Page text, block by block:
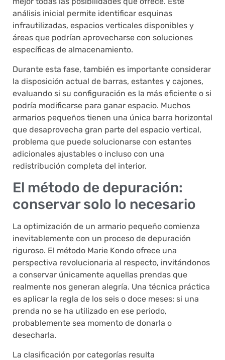
análisis inicial permite identificar esquinas
infrautilizadas, espacios verticales disponibles y
áreas que podrían aprovecharse con soluciones
específicas de almacenamiento.
Durante esta fase, también es importante considerar
la disposición actual de barras, estantes y cajones,
evaluando si su configuración es la más eficiente o si
podría modificarse para ganar espacio. Muchos
armarios pequeños tienen una única barra horizontal
que desaprovecha gran parte del espacio vertical,
problema que puede solucionarse con estantes
adicionales ajustables o incluso con una
redistribución completa del interior.
El método de depuración:
conservar solo lo necesario
La optimización de un armario pequeño comienza
inevitablemente con un proceso de depuración
riguroso. El método Marie Kondo ofrece una
perspectiva revolucionaria al respecto, invitándonos
a conservar únicamente aquellas prendas que
realmente nos generan alegría. Una técnica práctica
es aplicar la regla de los seis o doce meses: si una
prenda no se ha utilizado en ese periodo,
probablemente sea momento de donarla o
desecharla.
La clasificación por categorías resulta